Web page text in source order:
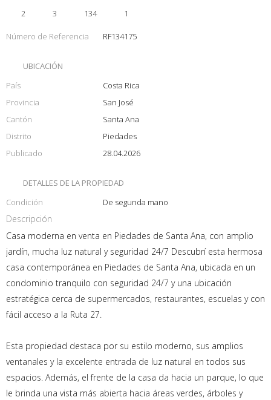
2 3 134 1
Número de Referencia RF134175
UBICACIÓN
País
Costa Rica
Provincia
San José
Cantón
Santa Ana
Distrito
Piedades
Publicado
28.04.2026
DETALLES DE LA PROPIEDAD
Condición
De segunda mano
Descripción
Casa moderna en venta en Piedades de Santa Ana, con amplio
jardín, mucha luz natural y seguridad 24/7 Descubrí esta hermosa
casa contemporánea en Piedades de Santa Ana, ubicada en un
condominio tranquilo con seguridad 24/7 y una ubicación
estratégica cerca de supermercados, restaurantes, escuelas y con
fácil acceso a la Ruta 27.
Esta propiedad destaca por su estilo moderno, sus amplios
ventanales y la excelente entrada de luz natural en todos sus
espacios. Además, el frente de la casa da hacia un parque, lo que
le brinda una vista más abierta hacia áreas verdes, árboles y